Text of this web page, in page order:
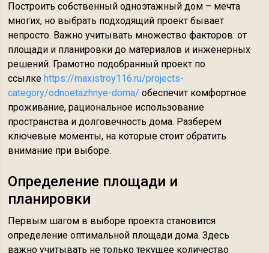
Построить собственный одноэтажный дом – мечта
многих, но выбрать подходящий проект бывает
непросто. Важно учитывать множество факторов: от
площади и планировки до материалов и инженерных
решений. Грамотно подобранный проект по
ссылкеhttps://maxistroy116.ru/projects-
category/odnoetazhnye-doma/ обеспечит комфортное
проживание, рациональное использование
пространства и долговечность дома. Разберем
ключевые моменты, на которые стоит обратить
внимание при выборе.
Определение площади и
планировки
Первым шагом в выборе проекта становится
определение оптимальной площади дома. Здесь
важно учитывать не только текущее количество